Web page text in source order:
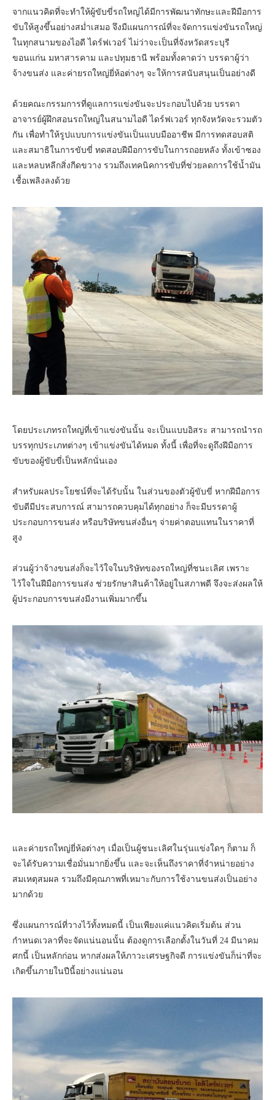
จากแนวคิดที่จะทำให้ผู้ขับขี่รถใหญ่ได้มีการพัฒนาทักษะและฝีมือการ
ขับให้สูงขึ้นอย่างสม่ำเสมอ จึงมีแผนการณ์ที่จะจัดการแข่งขันรถใหญ่
ในทุกสนามของไอดี ไดร์ฟเวอร์ ไม่ว่าจะเป็นที่จังหวัดสระบุรี
ขอนแก่น มหาสารคาม และปทุมธานี พร้อมทั้งคาดว่า บรรดาผู้ว่า
จ้างขนส่ง และค่ายรถใหญ่ยี่ห้อต่างๆ จะให้การสนับสนุนเป็นอย่างดี
ด้วยคณะกรรมการที่ดูแลการแข่งขันจะประกอบไปด้วย บรรดา
อาจารย์ผู้ฝึกสอนรถใหญ่ในสนามไอดี ไดร์ฟเวอร์ ทุกจังหวัดจะรวมตัว
กัน เพื่อทำให้รูปแบบการแข่งขันเป็นแบบมืออาชีพ มีการทดสอบสติ
และสมาธิในการขับขี่ ทดสอบฝีมือการขับในการถอยหลัง ทั้งเข้าซอง
และหลบหลีกสิ่งกีดขวาง รวมถึงเทคนิคการขับที่ช่วยลดการใช้น้ำมัน
เชื้อเพลิงลงด้วย
โดยประเภทรถใหญ่ที่เข้าแข่งขันนั้น จะเป็นแบบอิสระ สามารถนำรถ
บรรทุกประเภทต่างๆ เข้าแข่งขันได้หมด ทั้งนี้ เพื่อที่จะดูถึงฝีมือการ
ขับของผู้ขับขี่เป็นหลักนั่นเอง
สำหรับผลประโยชน์ที่จะได้รับนั้น ในส่วนของตัวผู้ขับขี่ หากฝีมือการ
ขับดีมีประสบการณ์ สามารถควบคุมได้ทุกอย่าง ก็จะมีบรรดาผู้
ประกอบการขนส่ง หรือบริษัทขนส่งอื่นๆ จ่ายค่าตอบแทนในราคาที่
สูง
ส่วนผู้ว่าจ้างขนส่งก็จะไว้ใจในบริษัทของรถใหญ่ที่ชนะเลิศ เพราะ
ไว้ใจในฝีมือการขนส่ง ช่วยรักษาสินค้าให้อยู่ในสภาพดี จึงจะส่งผลให้
ผู้ประกอบการขนส่งมีงานเพิ่มมากขึ้น
และค่ายรถใหญ่ยี่ห้อต่างๆ เมื่อเป็นผู้ชนะเลิศในรุ่นแข่งใดๆ ก็ตาม ก็
จะได้รับความเชื่อมั่นมากยิ่งขึ้น และจะเห็นถึงราคาที่จำหน่ายอย่าง
สมเหตุสมผล รวมถึงมีคุณภาพที่เหมาะกับการใช้งานขนส่งเป็นอย่าง
มากด้วย
ซึ่งแผนการณ์ที่วางไว้ทั้งหมดนี้ เป็นเพียงแค่แนวคิดเริ่มต้น ส่วน
กำหนดเวลาที่จะจัดแน่นอนนั้น ต้องดูการเลือกตั้งในวันที่ 24 มีนาคม
ศกนี้ เป็นหลักก่อน หากส่งผลให้ภาวะเศรษฐกิจดี การแข่งขันก็น่าที่จะ
เกิดขึ้นภายในปีนี้อย่างแน่นอน